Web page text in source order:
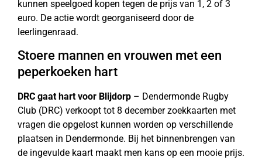
kunnen speelgoed kopen tegen de prijs van 1, 2 of 3
euro. De actie wordt georganiseerd door de
leerlingenraad.
Stoere mannen en vrouwen met een
peperkoeken hart
DRC gaat hart voor Blijdorp – Dendermonde Rugby
Club (DRC) verkoopt tot 8 december zoekkaarten met
vragen die opgelost kunnen worden op verschillende
plaatsen in Dendermonde. Bij het binnenbrengen van
de ingevulde kaart maakt men kans op een mooie prijs.